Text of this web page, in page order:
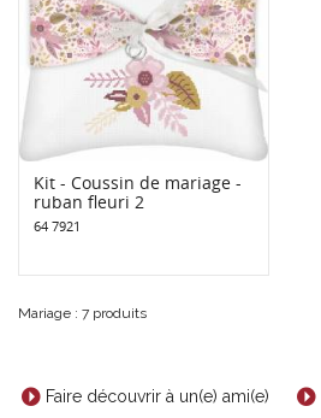
Kit - Coussin de mariage -
ruban fleuri 2
64 7921
Mariage : 7 produits
Faire découvrir à un(e) ami(e)